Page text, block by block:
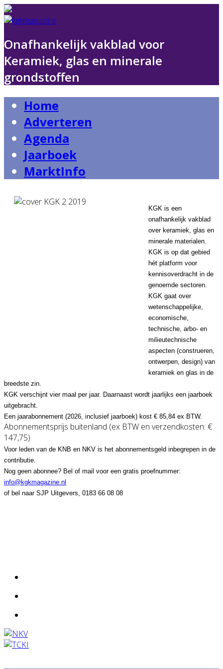
Onafhankelijk vakblad voor
Keramiek, glas en minerale
grondstoffen
Home
Adverteren
Agenda
Jaarboek
MarktInfo
KGK is een
onafhankelijk vakblad
over keramiek, glas en
minerale materialen.
KGK is op dat gebied
hét platform voor
kennisoverdracht in de
genoemde sectoren.
KGK gaat over
wetenschappelijke,
economische,
technische, arbo- en
milieutechnische
aspecten (construeren,
ontwerpen, design) van
keramiek en glas in de
breedste zin.
KGK verschijnt vier maal per jaar. Daarnaast wordt jaarlijks een jaarboek
uitgebracht.
Een jaarabonnement (2026, inclusief jaarboek) kost € 85,84 ex BTW.
Abonnementsprijs buitenland (ex BTW en verzendkosten: €
147,75)
Voor leden van de KNB en NKV is het abonnementsgeld inbegrepen in de
contributie.
Nog geen abonnee? Bel of mail voor een gratis proefnummer:
info@kgkmagazine.nl
of bel naar SJP Uitgevers, 0183 66 08 08